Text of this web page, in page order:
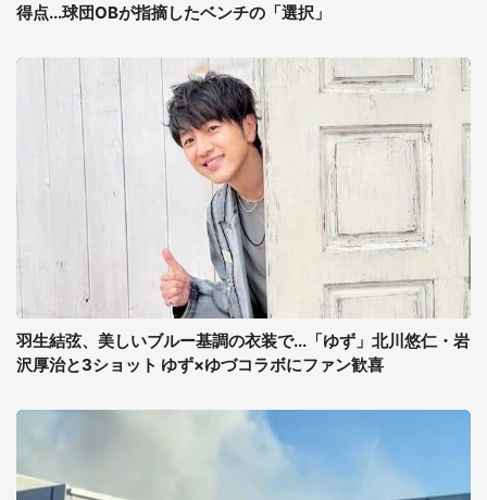
得点...球団OBが指摘したベンチの「選択」
羽生結弦、美しいブルー基調の衣装で...「ゆず」北川悠仁・岩
沢厚治と3ショット ゆず×ゆづコラボにファン歓喜